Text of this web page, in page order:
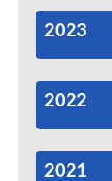
2023
2022
2021